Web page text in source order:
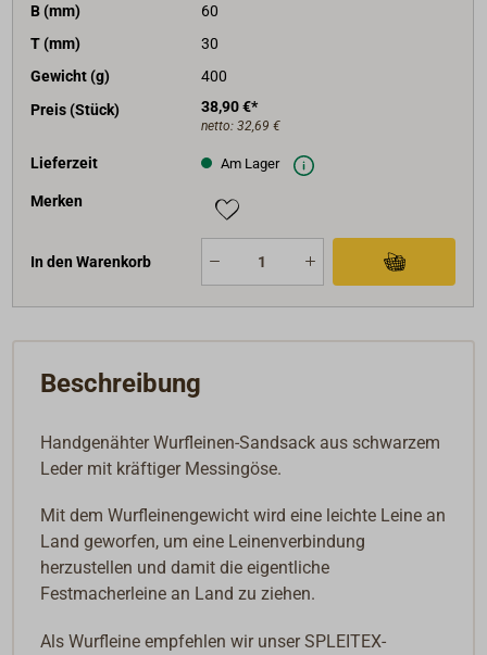
B (mm)
60
T (mm)
30
Gewicht (g)
400
Preis (Stück)
38,90 €*
netto: 32,69 €
Lieferzeit Am Lager
Merken
In den Warenkorb
Beschreibung
Handgenähter Wurfleinen-Sandsack aus schwarzem
Leder mit kräftiger Messingöse.
Mit dem Wurfleinengewicht wird eine leichte Leine an
Land geworfen, um eine Leinenverbindung
herzustellen und damit die eigentliche
Festmacherleine an Land zu ziehen.
Als Wurfleine empfehlen wir unser SPLEITEX-